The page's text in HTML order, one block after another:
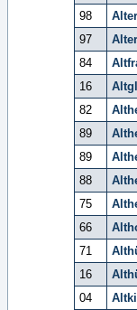
98
97
84
16
82
89
89
88
75
66
71
16
04